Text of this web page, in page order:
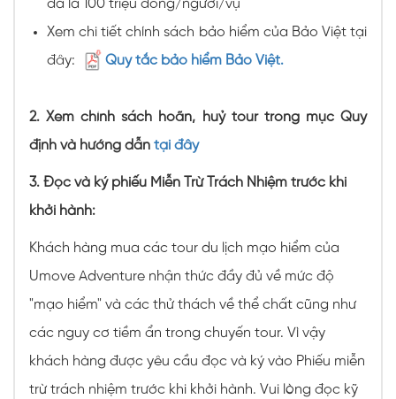
đa là 100 triệu đồng/người/vụ
Xem chi tiết chính sách bảo hiểm của Bảo Việt tại
đây:
Quy tắc bảo hiểm Bảo Việt.
2. Xem chính sách hoãn, huỷ tour trong mục Quy
định và hướng dẫn tại đây
3. Đọc và ký phiếu Miễn Trừ Trách Nhiệm trước khi
khởi hành:
Khách hàng mua các tour du lịch mạo hiểm của
Umove Adventure nhận thức đầy đủ về mức độ
"mạo hiểm" và các thử thách về thể chất cũng như
các nguy cơ tiềm ẩn trong chuyến tour. Vì vậy
khách hàng được yêu cầu đọc và ký vào Phiếu miễn
trừ trách nhiệm trước khi khởi hành. Vui lòng đọc kỹ